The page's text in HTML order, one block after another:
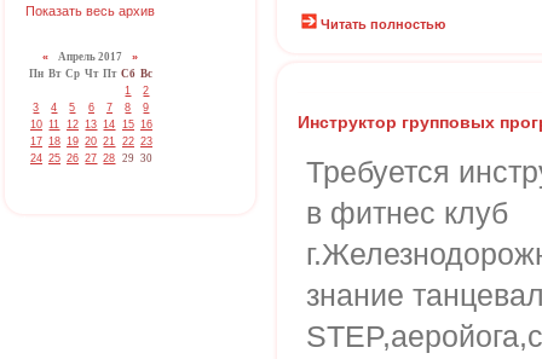
Показать весь архив
« Апрель 2017»
Пн Вт Ср Чт Пт Сб Вс
1
2
3
4 5 6 7 8
9
10 11 12 13 14 15 16
17 18 19 20 21 22 23
24 25 26 27 28 29 30
Читать полностью
Инструктор групповых
Требуется
в фитнес клуб
знание